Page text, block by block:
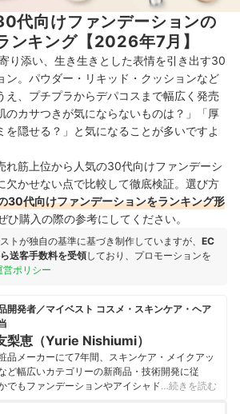
代向けファンデーションの
ンキング【2026年7月】
り添い、生き生きとした表情を引き出す30
ン。パウダー・リキッド・クッションなど
え、プチプラからデパコスまで幅広く発売
のカサつきが気にならないものは？」「厚
を隠せる？」と気になることが多いですよ
れ筋上位から人気の30代向けファンデーシ
欠かせない点で比較して徹底検証。選び方
30代向けファンデーションをランキング形
ひ購入の際の参考にしてください。
トが独自の基準に基づき制作していますが、 EC
送客手数料を受領しており、プロモーションを
営ポリシー
開発者／マイベスト コスメ・スキンケア・ヘア
梨恵（Yurie Nishiumi）
品メーカーにて7年間、スキンケア・メイクアッ
ど幅広いカテゴリーの新商品・技術開発に従
でもファンデーションやアイシャドウ、口紅な
…続きを読む